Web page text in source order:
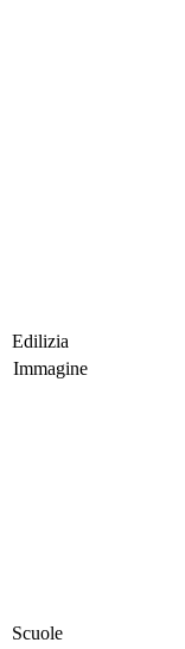
Edilizia
Immagine
Scuole